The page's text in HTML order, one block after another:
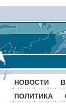
НОВОСТИ
ПОЛИТИКА